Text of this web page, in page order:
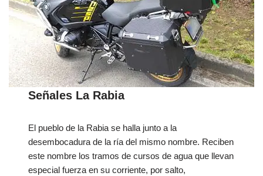
Señales La Rabia
El pueblo de la Rabia se halla junto a la
desembocadura de la ría del mismo nombre. Reciben
este nombre los tramos de cursos de agua que llevan
especial fuerza en su corriente, por salto,